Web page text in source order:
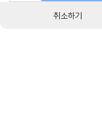
취소하기